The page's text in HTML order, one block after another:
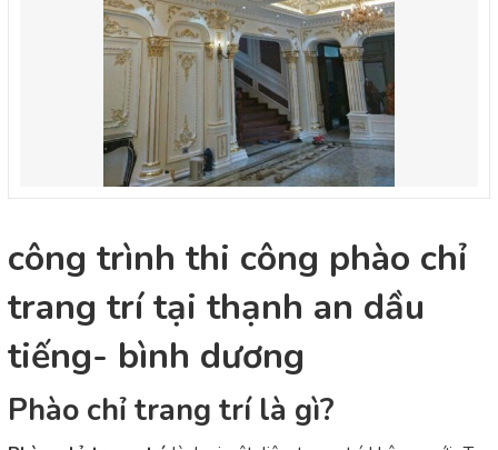
công trình thi công phào chỉ
trang trí tại thạnh an dầu
tiếng- bình dương
Phào chỉ trang trí là gì?